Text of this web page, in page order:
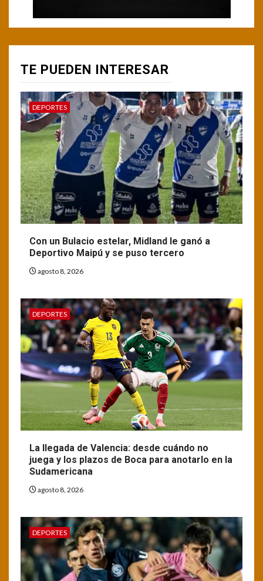
TE PUEDEN INTERESAR
DEPORTES
Con un Bulacio estelar, Midland le ganó a
Deportivo Maipú y se puso tercero
agosto 8, 2026
DEPORTES
La llegada de Valencia: desde cuándo no
juega y los plazos de Boca para anotarlo en la
Sudamericana
agosto 8, 2026
DEPORTES